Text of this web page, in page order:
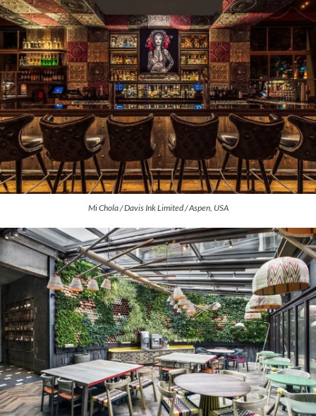
Mi Chola / Davis Ink Limited / Aspen, USA